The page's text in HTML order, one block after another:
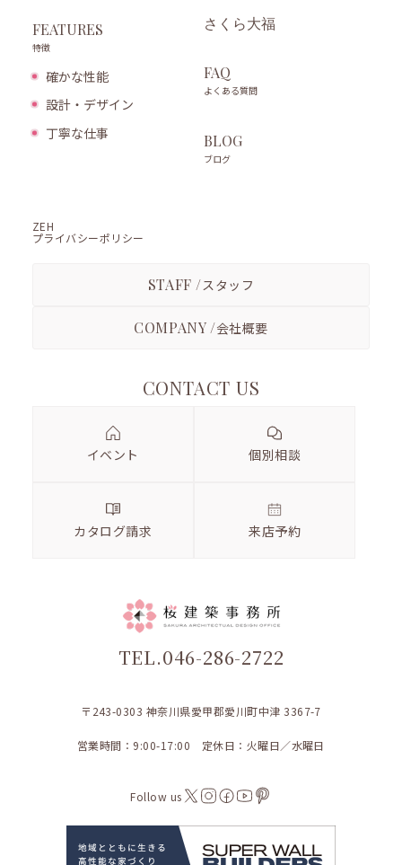
FEATURES
特徴
確かな性能
設計・デザイン
丁寧な仕事
さくら大福
FAQ
よくある質問
BLOG
ブログ
ZEH
プライバシーポリシー
STAFF /スタッフ
COMPANY /会社概要
CONTACT US
イベント 個別相談
カタログ請求 来店予約
TEL.046-286-2722
〒243-0303 神奈川県愛甲郡愛川町中津 3367-7
営業時間：9:00-17:00 定休日：火曜日／水曜日
Follow us